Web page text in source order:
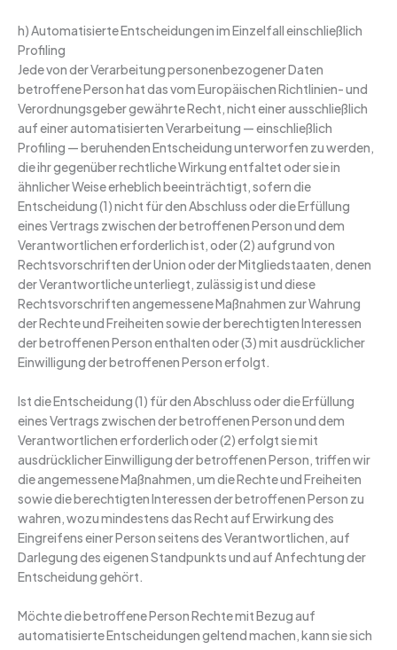
h) Automatisierte Entscheidungen im Einzelfall einschließlich
Profiling
Jede von der Verarbeitung personenbezogener Daten
betroffene Person hat das vom Europäischen Richtlinien- und
Verordnungsgeber gewährte Recht, nicht einer ausschließlich
auf einer automatisierten Verarbeitung — einschließlich
Profiling — beruhenden Entscheidung unterworfen zu werden,
die ihr gegenüber rechtliche Wirkung entfaltet oder sie in
ähnlicher Weise erheblich beeinträchtigt, sofern die
Entscheidung (1) nicht für den Abschluss oder die Erfüllung
eines Vertrags zwischen der betroffenen Person und dem
Verantwortlichen erforderlich ist, oder (2) aufgrund von
Rechtsvorschriften der Union oder der Mitgliedstaaten, denen
der Verantwortliche unterliegt, zulässig ist und diese
Rechtsvorschriften angemessene Maßnahmen zur Wahrung
der Rechte und Freiheiten sowie der berechtigten Interessen
der betroffenen Person enthalten oder (3) mit ausdrücklicher
Einwilligung der betroffenen Person erfolgt.
Ist die Entscheidung (1) für den Abschluss oder die Erfüllung
eines Vertrags zwischen der betroffenen Person und dem
Verantwortlichen erforderlich oder (2) erfolgt sie mit
ausdrücklicher Einwilligung der betroffenen Person, triffen wir
die angemessene Maßnahmen, um die Rechte und Freiheiten
sowie die berechtigten Interessen der betroffenen Person zu
wahren, wozu mindestens das Recht auf Erwirkung des
Eingreifens einer Person seitens des Verantwortlichen, auf
Darlegung des eigenen Standpunkts und auf Anfechtung der
Entscheidung gehört.
Möchte die betroffene Person Rechte mit Bezug auf
automatisierte Entscheidungen geltend machen, kann sie sich